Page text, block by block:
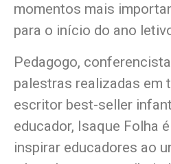
momentos mais
para o início do ano
Pedagogo,
palestras realizadas em
escritor best-seller
educador, Isaque Folha
inspirar educadores ao